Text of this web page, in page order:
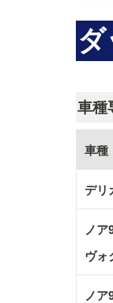
車種
車種
デリ
ノア
ヴォ
ノア